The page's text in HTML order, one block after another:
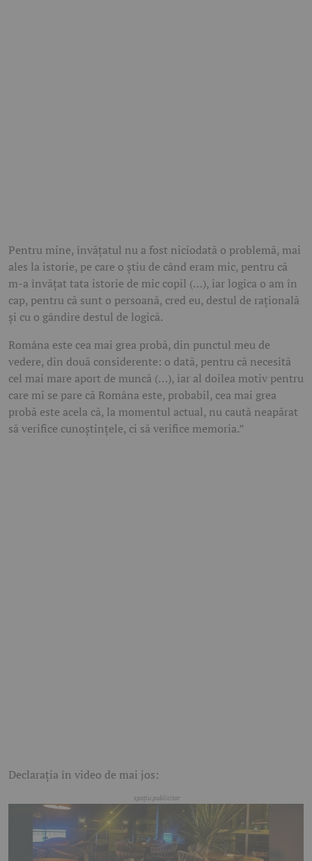
Pentru mine, învățatul nu a fost niciodată o problemă, mai
ales la istorie, pe care o știu de când eram mic, pentru că
m-a învățat tata istorie de mic copil (…), iar logica o am în
cap, pentru că sunt o persoană, cred eu, destul de rațională
și cu o gândire destul de logică.
Româna este cea mai grea probă, din punctul meu de
vedere, din două considerente: o dată, pentru că necesită
cel mai mare aport de muncă (…), iar al doilea motiv pentru
care mi se pare că Româna este, probabil, cea mai grea
probă este acela că, la momentul actual, nu caută neapărat
să verifice cunoștințele, ci să verifice memoria.”
Declarația în video de mai jos: